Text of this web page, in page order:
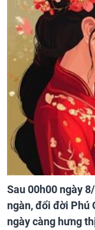
Sau 00h00 ngày
ngàn, đổi đời Phú
ngày càng hưng